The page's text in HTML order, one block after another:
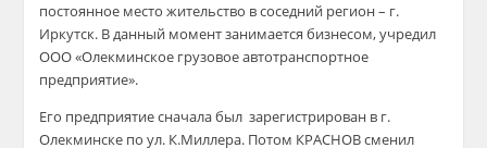
постоянное место жительство в соседний регион – г.
Иркутск. В данный момент занимается бизнесом, учредил
ООО «Олекминское грузовое автотранспортное
предприятие».
Его предприятие сначала был зарегистрирован в г.
Олекминске по ул. К.Миллера. Потом КРАСНОВ сменил